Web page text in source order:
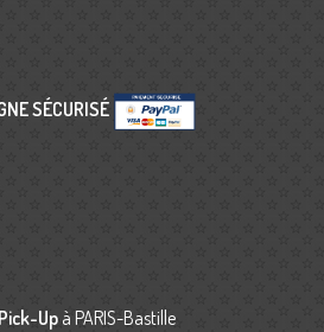
SÉCURISÉ
Up à PARIS-Bastille